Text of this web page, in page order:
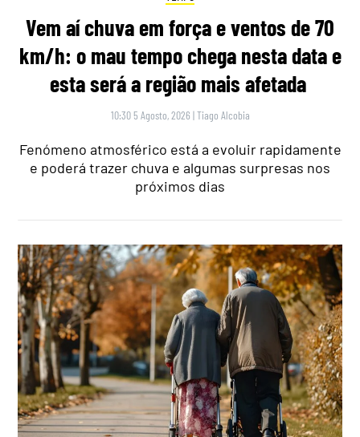
Vem aí chuva em força e ventos de 70
km/h: o mau tempo chega nesta data e
esta será a região mais afetada
10:30 5 Agosto, 2026 |Tiago Alcobia
Fenómeno atmosférico está a evoluir rapidamente
e poderá trazer chuva e algumas surpresas nos
próximos dias